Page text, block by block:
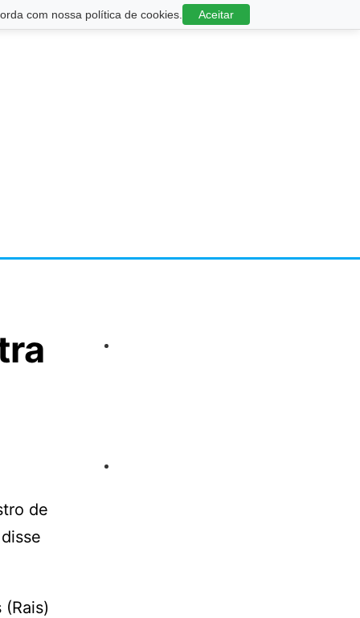
com nossa política de cookies. Aceitar
de